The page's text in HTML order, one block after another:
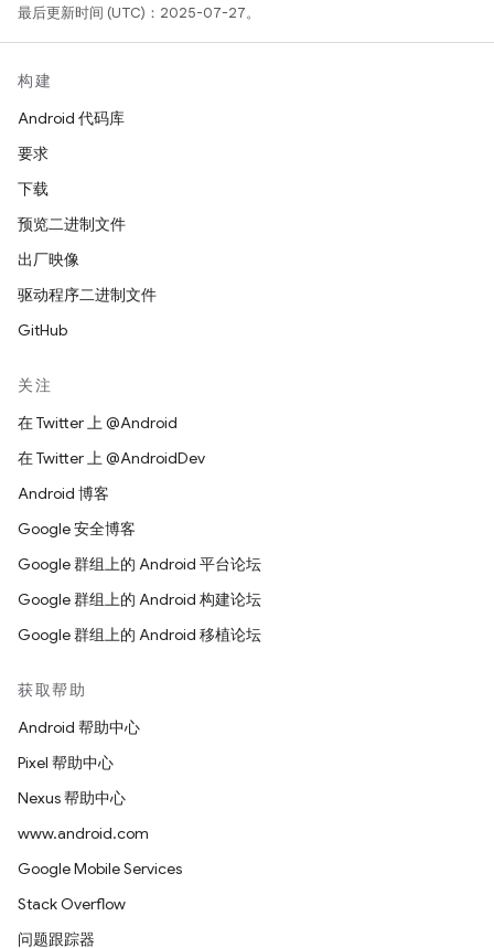
最后更新时间 (UTC)：2025-07-27。
构建
Android 代码库
要求
下载
预览二进制文件
出厂映像
驱动程序二进制文件
GitHub
关注
在 Twitter 上 @Android
在 Twitter 上 @AndroidDev
Android 博客
Google 安全博客
Google 群组上的 Android 平台论坛
Google 群组上的 Android 构建论坛
Google 群组上的 Android 移植论坛
获取帮助
Android 帮助中心
Pixel 帮助中心
Nexus 帮助中心
www.android.com
Google Mobile Services
Stack Overflow
问题跟踪器